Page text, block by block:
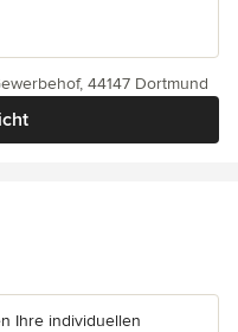
44147 Dortmund
5 Sternen
Ihre individuellen